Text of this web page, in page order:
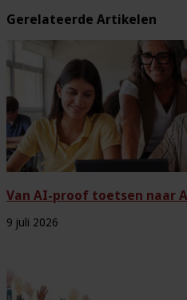
Gerelateerde Artikelen
Van AI-proof toetsen naar
9 juli 2026